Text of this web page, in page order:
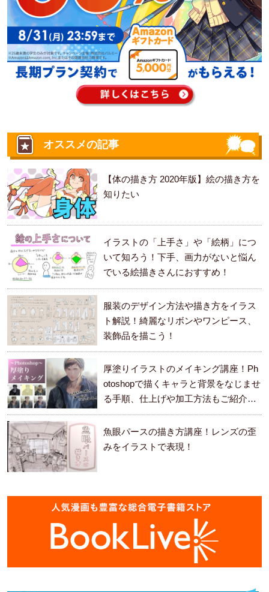
オススメの記事
【体の描き方 2020年版】絵の描き方を
知りたい
イラストの「上手さ」や「絵柄」につ
いて知ろう！下手、画力がないと悩ん
でいる絵描きさんにおすすめ！
服装のデザイン方法や描き方をイラス
ト解説！綺麗なリボンやワンピース、
装飾品を描こう！
厚塗りイラストのメイキング講座！Ph
otoshopで描くキャラと背景をなじませ
る手順、仕上げや加工方法もご紹介し
ます。
魚眼パースの描き方講座！レンズの歪
みをイラストで表現！